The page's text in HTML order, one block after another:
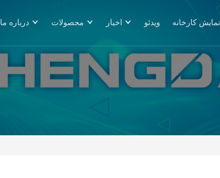
درباره ما محصولات اخبار ویدئو نمایش کارخانه